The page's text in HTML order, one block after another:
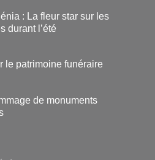
: La fleur star sur les
durant l’été
le patrimoine funéraire
de monuments